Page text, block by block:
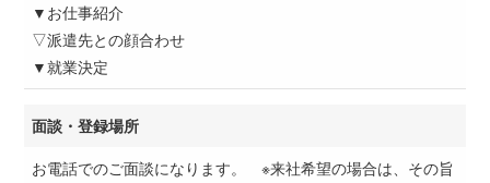
▼お仕事紹介
▽派遣先との顔合わせ
▼就業決定
面談・登録場所
お電話でのご面談になります。 ※来社希望の場合は、その旨